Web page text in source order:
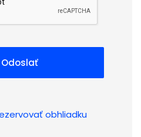
Odoslať
obhliadku